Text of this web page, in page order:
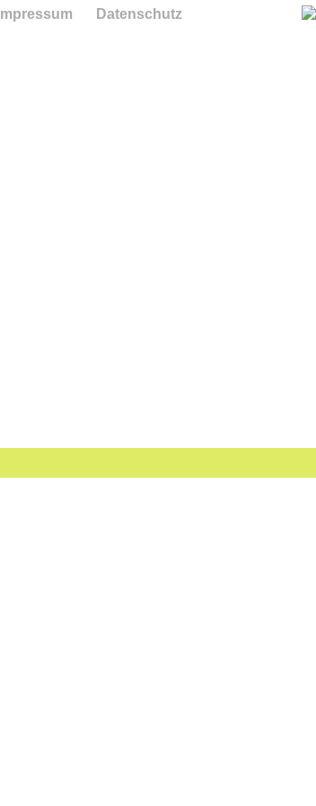
Impressum Datenschutz